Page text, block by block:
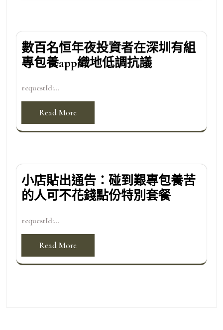
數百名恒年夜投資者在深圳有組
專包養app織地低調抗議
requestId:...
Read More
小店貼出通告：碰到艱專包養苦
的人可不花錢點份特別套餐
requestId:...
Read More